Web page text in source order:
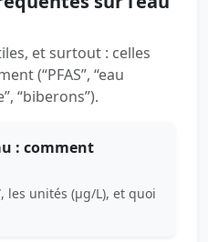
et surtout : celles
(“PFAS”, “eau
“biberons”).
: comment
les unités (µg/L), et quoi